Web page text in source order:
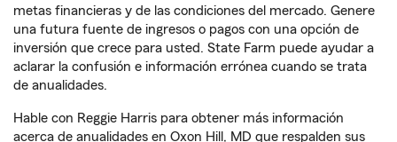
metas financieras y de las condiciones del mercado. Genere
una futura fuente de ingresos o pagos con una opción de
inversión que crece para usted. State Farm puede ayudar a
aclarar la confusión e información errónea cuando se trata
de anualidades.
Hable con Reggie Harris para obtener más información
acerca de anualidades en Oxon Hill, MD que respalden sus